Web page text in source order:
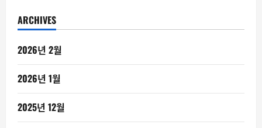
ARCHIVES
2026년 2월
2026년 1월
2025년 12월